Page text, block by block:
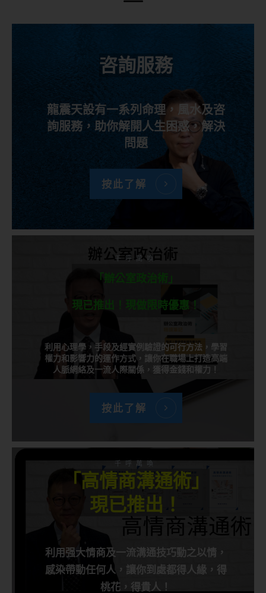
咨詢服務
龍震天設有一系列命理，風水及咨
詢服務，助你解開人生困惑，解決
問題
按此了解
千呼萬喚
「辦公室政治術」
現已推出！現做限時優惠！
利用心理學，手段及經實例驗證的可行方法，學習
權力和影響力的運作方式，讓你在職場上打造高端
人脈網絡及一流人際關係，獲得金錢和權力！
按此了解
千呼萬喚
「高情商溝通術」
現已推出！
利用强大情商及一流溝通技巧動之以情，
感染帶動任何人，讓你到處都得人緣，得
桃花，得貴人！